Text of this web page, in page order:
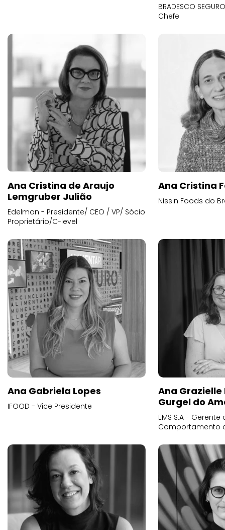
BRADESCO
Chefe
Ana Cristina de Araujo
Lemgruber Julião
Edelman - Presidente/ CEO / VP/ Sócio
Proprietário/C-level
Ana Cristina
Nissin Foods do
Ana Gabriela Lopes
IFOOD - Vice Presidente
Ana
Gurgel do
EMS S.A -
Comportamento